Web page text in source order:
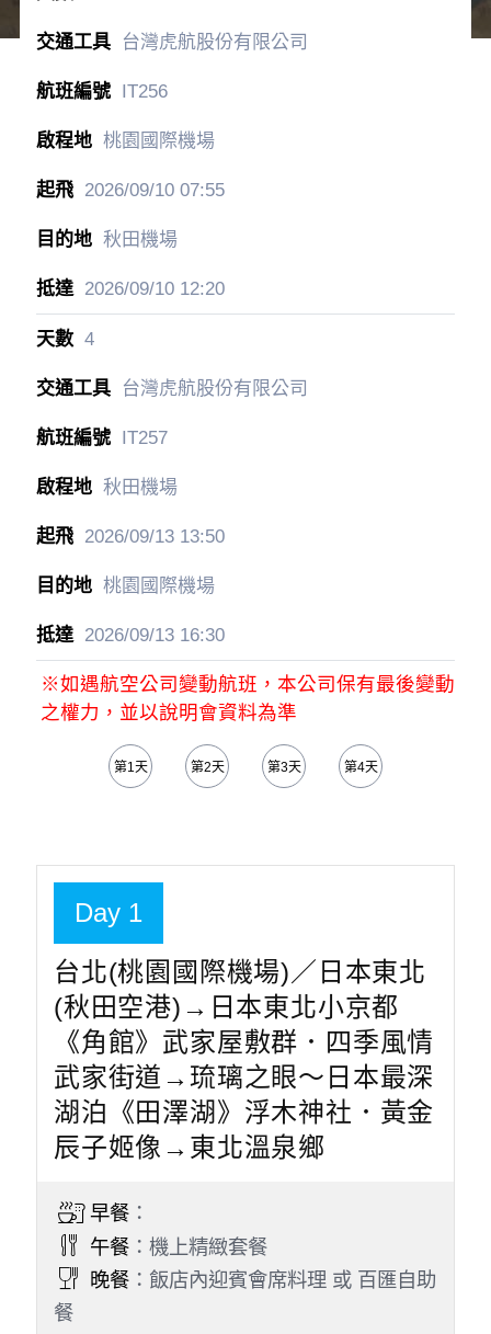
台灣虎航股份有限公司
IT256
桃園國際機場
2026/09/1007:55
秋田機場
2026/09/1012:20
4
台灣虎航股份有限公司
IT257
秋田機場
2026/09/1313:50
桃園國際機場
2026/09/1316:30
※如遇航空公司變動航班，本公司保有最後變動
之權力，並以說明會資料為準
第1天 第2天 第3天 第4天
Day 1
台北(桃園國際機場)／日本東北
(秋田空港)→日本東北小京都
《角館》武家屋敷群．四季風情
武家街道→琉璃之眼～日本最深
湖泊《田澤湖》浮木神社．黃金
辰子姬像→東北溫泉鄉
早餐：
午餐：機上精緻套餐
晚餐：飯店內迎賓會席料理 或 百匯自助
餐